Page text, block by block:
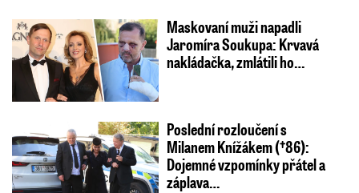
Maskovaní muži napadli
Jaromíra Soukupa: Krvavá
nakládačka, zmlátili ho…
Poslední rozloučení s
Milanem Knížákem (†86):
Dojemné vzpomínky přátel a
záplava…